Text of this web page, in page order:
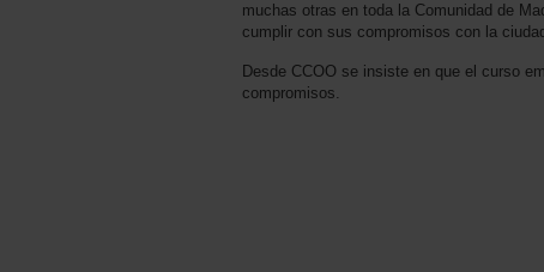
muchas otras en toda la Comunidad de
cumplir con sus compromisos con la
Desde CCOO se insiste en que el curso
compromisos.